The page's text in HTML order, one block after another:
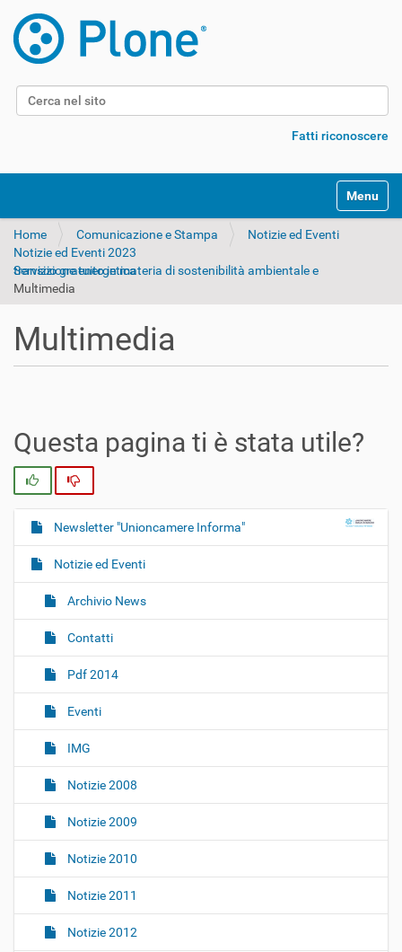
Cerca nel sito
Fatti riconoscere
Alterna
Home Comunicazione e Stampa
Notizie ed Eventi
Notizie ed Eventi 2023
Servizio gratuito in materia di sostenibilità ambientale e transizione energetica
Multimedia
Multimedia
Questa pagina ti è stata utile?
N
a
v
g
i
n
Newsletter "Unioncamere Informa"
Notizie ed Eventi
Archivio News
Contatti
Pdf 2014
Eventi
IMG
Notizie 2008
Notizie 2009
Notizie 2010
Notizie 2011
Notizie 2012